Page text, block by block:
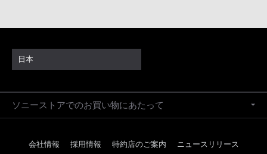
日本
ソニーストアでのお買い物にあたって
会社情報 採用情報 特約店のご案内
ニュースリリース